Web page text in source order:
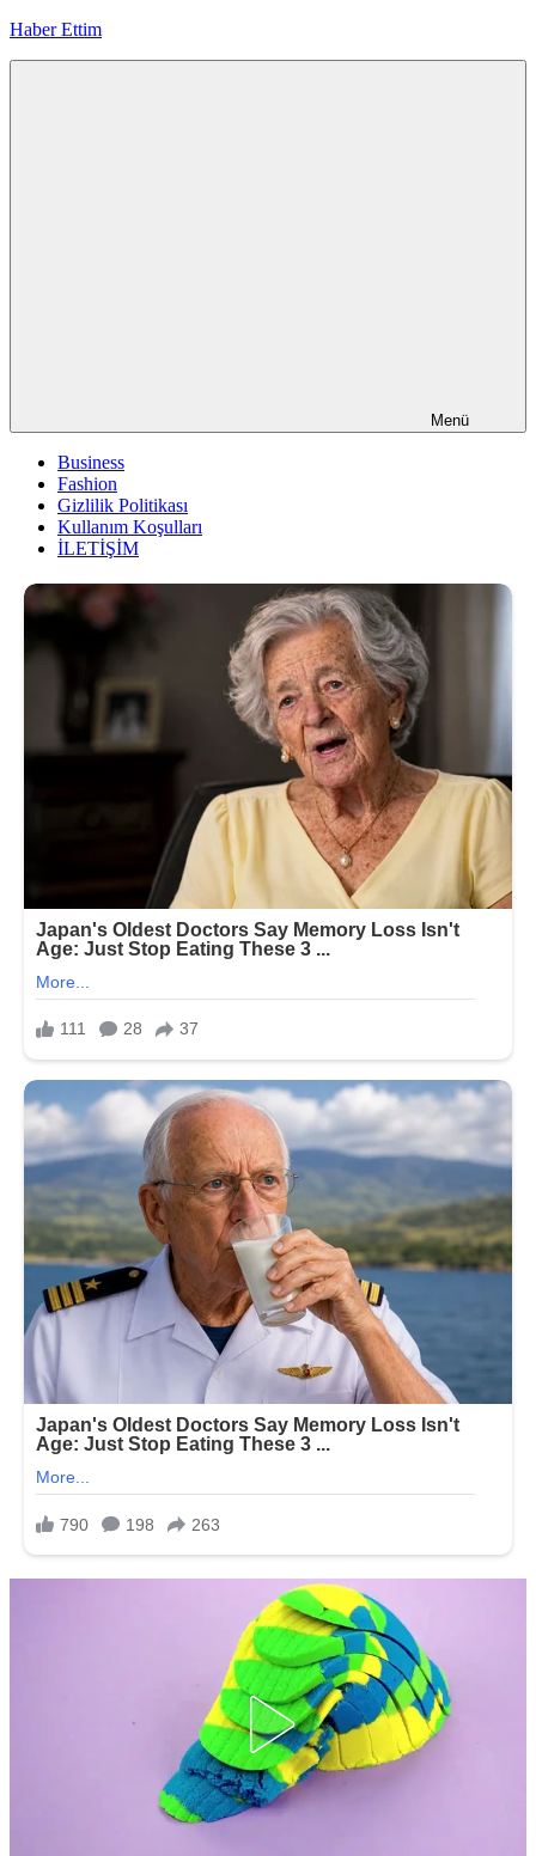
İçeriğe
Haber Ettim
Menü
Business
Fashion
Gizlilik Politikası
Kullanım Koşulları
İLETİŞİM